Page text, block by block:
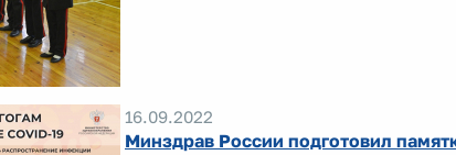
16.09.2022
Минздрав России подготовил